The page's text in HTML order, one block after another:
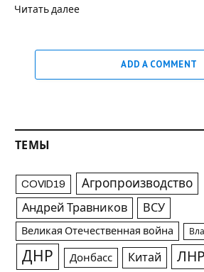
Читать далее
ADD A COMMENT
ТЕМЫ
COVID19 Агропроизводство
Андрей Травников ВСУ
Великая Отечественная война
ДНР Донбасс Китай ЛНР